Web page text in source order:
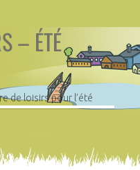
– ÉTÉ
de loisirs pour l’été